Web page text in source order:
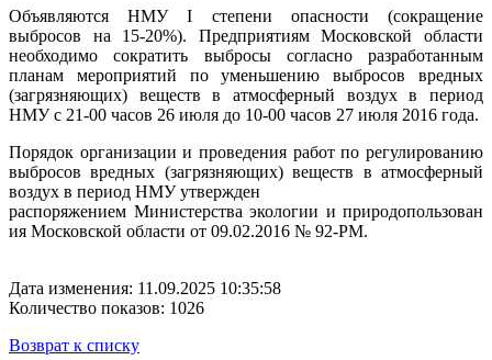
Объявляются НМУ I степени опасности (сокращение
выбросов на 15-20%). Предприятиям Московской области
необходимо сократить выбросы согласно разработанным
планам мероприятий по уменьшению выбросов вредных
(загрязняющих) веществ в атмосферный воздух в период
НМУ с 21-00 часов 26 июля до 10-00 часов 27 июля 2016 года.
Порядок организации и проведения работ по регулированию
выбросов вредных (загрязняющих) веществ в атмосферный
воздух в период НМУ утвержден
распоряжением Министерства экологии и природопользован
ия Московской области от 09.02.2016 № 92-РМ.
Дата изменения: 11.09.2025 10:35:58
Количество показов: 1026
Возврат к списку